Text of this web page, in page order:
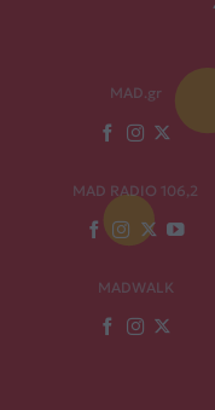
MAD.gr
MAD RADIO 106,2
MADWALK